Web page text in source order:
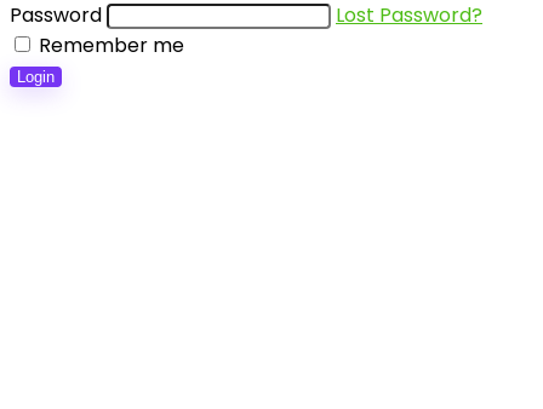
Password
Lost Password?
Remember me
Login